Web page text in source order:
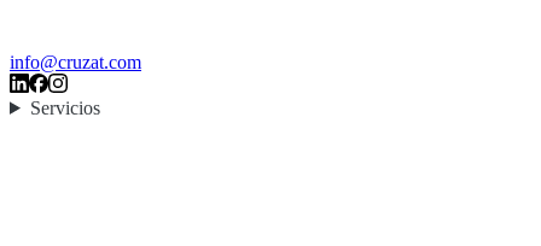
info@cruzat.com
Servicios